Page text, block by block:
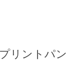
リントパン